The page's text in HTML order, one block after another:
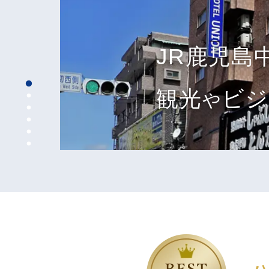
JR鹿児島
観光やビ
シングル
フォース
鶏飯
黒
石窯ピザ
せっかく
夕食
人
せっかく
夕食
人
六白亭
焼酎利き